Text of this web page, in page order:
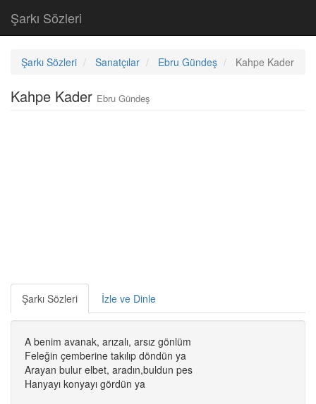
Şarkı Sözleri
Şarkı Sözleri Sanatçılar Ebru Gündeş Kahpe Kader
Kahpe Kader Ebru Gündeş
Şarkı Sözleri İzle ve Dinle
A benim avanak, arızalı, arsız gönlüm
Feleğin çemberine takılıp döndün ya
Arayan bulur elbet, aradın,buldun pes
Hanyayı konyayı gördün ya